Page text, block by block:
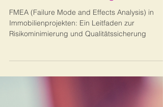
Analysis) in Immobilienprojekten:
Ein Leitfaden zur
und Qualitätssicherung
Immobilienprojekten: Ein Leitfaden zur
Risikominimierung und Qualitätssicherung